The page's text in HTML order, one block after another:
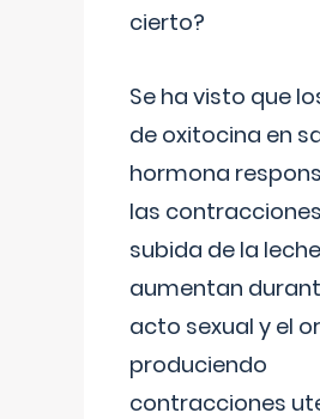
cierto?
Se ha visto que
de oxitocina en
hormona
las
subida de la
aumentan
acto sexual y el
produciendo
contracciones